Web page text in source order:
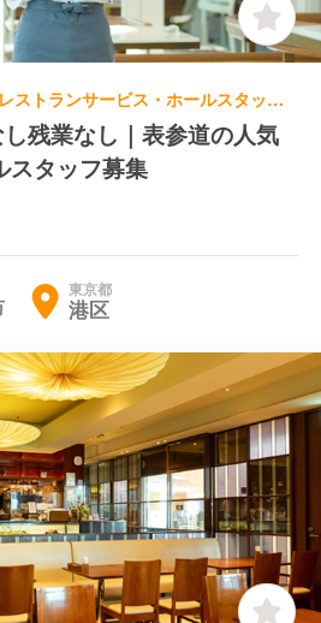
洋食・西洋料理, カフェ | レストランサービス・ホールスタッフ | DEK DEK青山
残業なし｜表参道の人気
スタッフ募集
東京都
港区